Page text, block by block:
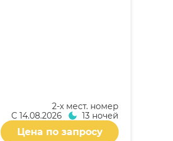
2-x мест. номер
С 14.08.2026 13 ночей
Цена по запросу